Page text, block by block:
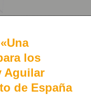
los
Aguilar
de España